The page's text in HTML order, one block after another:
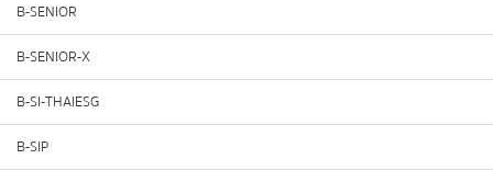
B-SENIOR
B-SENIOR-X
B-SI-THAIESG
B-SIP